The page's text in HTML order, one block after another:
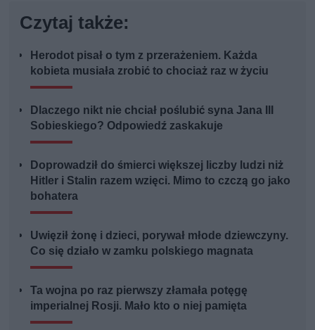
Czytaj także:
Herodot pisał o tym z przerażeniem. Każda
kobieta musiała zrobić to chociaż raz w życiu
Dlaczego nikt nie chciał poślubić syna Jana III
Sobieskiego? Odpowiedź zaskakuje
Doprowadził do śmierci większej liczby ludzi niż
Hitler i Stalin razem wzięci. Mimo to czczą go jako
bohatera
Uwięził żonę i dzieci, porywał młode dziewczyny.
Co się działo w zamku polskiego magnata
Ta wojna po raz pierwszy złamała potęgę
imperialnej Rosji. Mało kto o niej pamięta